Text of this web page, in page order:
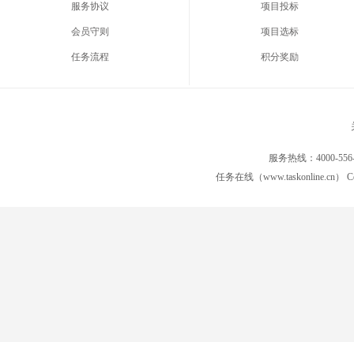
服务协议
会员守则
任务流程
项目投标
项目选标
积分奖励
服务热线：4000-
任务在线（www.taskonline.cn